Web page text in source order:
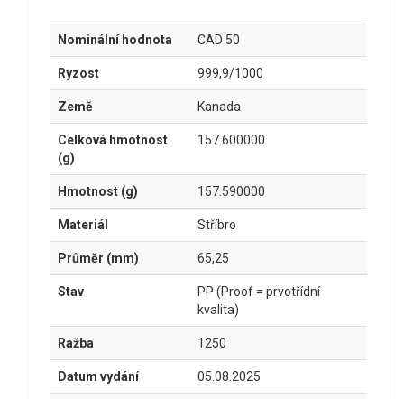
Nominální hodnota CAD 50
Ryzost 999,9/1000
Země Kanada
Celková hmotnost
(g)
157.600000
Hmotnost (g) 157.590000
Materiál Stříbro
Průměr (mm) 65,25
Stav
PP (Proof = prvotřídní
kvalita)
Ražba 1250
Datum vydání 05.08.2025